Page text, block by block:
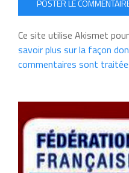
POSTER LE
Ce site utilise Akismet
savoir plus sur la façon
commentaires sont